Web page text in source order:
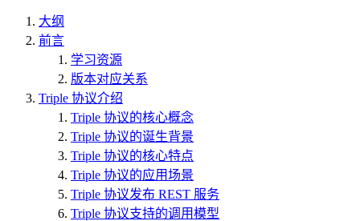
大纲
前言
学习资源
版本对应关系
Triple 协议介绍
Triple 协议的核心概念
Triple 协议的诞生背景
Triple 协议的核心特点
Triple 协议的应用场景
Triple 协议发布 REST 服务
Triple 协议支持的调用模型